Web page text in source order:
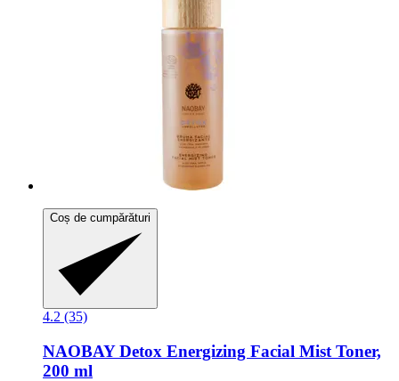
Coș de cumpărături
4.2 (35)
NAOBAYDetox Energizing Facial Mist Toner,
200 ml